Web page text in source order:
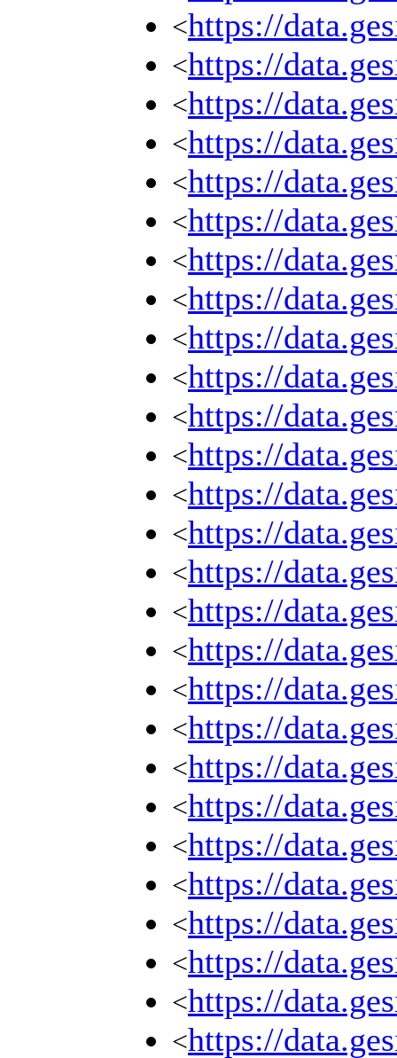
<https://
<https://
<https://
<https://
<https://
<https://
<https://
<https://
<https://
<https://
<https://
<https://
<https://
<https://
<https://
<https://
<https://
<https://
<https://
<https://
<https://
<https://
<https://
<https://
<https://
<https://
<https://